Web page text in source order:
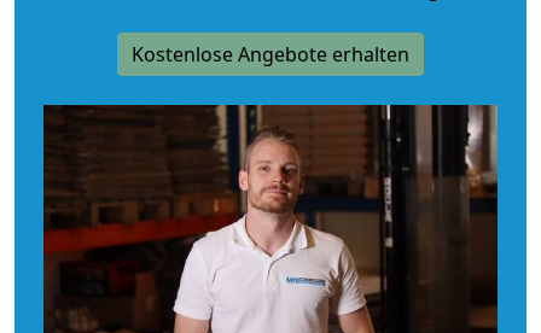
Kostenlose Angebote erhalten